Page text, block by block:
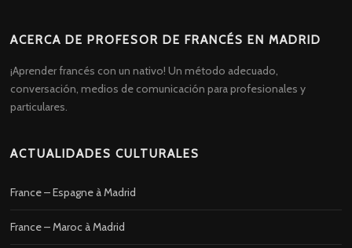
ACERCA DE PROFESOR DE FRANCÉS EN MADRID
¡Aprender francés con un nativo! Un método adecuado,
conversación, medios de comunicación para profesionales y
particulares.
ACTUALIDADES CULTURALES
France – Espagne à Madrid
France – Maroc à Madrid